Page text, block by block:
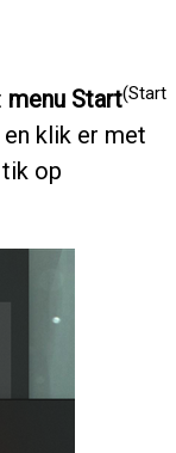
menu Start(Start
en klik er met
op